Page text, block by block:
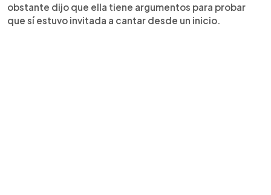
obstante dijo que ella tiene argumentos para probar
que sí estuvo invitada a cantar desde un inicio.